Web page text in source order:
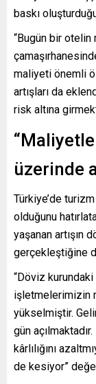
baskı
“Bugün bir
maliyeti önemli
artışları da
risk altına
üzerinde
Türkiye’de
olduğunu
yaşanan artışın
gerçekleştiğine
“Döviz
işletmelerimizin
yükselmiştir.
gün
kârlılığını
de kesiyor”